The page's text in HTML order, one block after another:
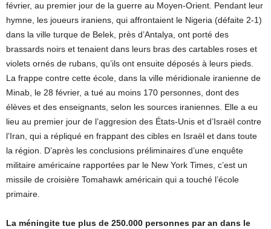
février, au premier jour de la guerre au Moyen-Orient. Pendant leur
hymne, les joueurs iraniens, qui affrontaient le Nigeria (défaite 2-1)
dans la ville turque de Belek, près d’Antalya, ont porté des
brassards noirs et tenaient dans leurs bras des cartables roses et
violets ornés de rubans, qu’ils ont ensuite déposés à leurs pieds.
La frappe contre cette école, dans la ville méridionale iranienne de
Minab, le 28 février, a tué au moins 170 personnes, dont des
élèves et des enseignants, selon les sources iraniennes. Elle a eu
lieu au premier jour de l’aggresion des États-Unis et d’Israël contre
l’Iran, qui a répliqué en frappant des cibles en Israël et dans toute
la région. D’après les conclusions préliminaires d’une enquête
militaire américaine rapportées par le New York Times, c’est un
missile de croisière Tomahawk américain qui a touché l’école
primaire.
La méningite tue plus de 250.000 personnes par an dans le